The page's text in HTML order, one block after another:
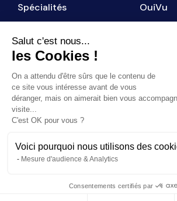
Spécialités
Opticiens
Audioprothésistes
OuiVu
Qui
Nous
Accès
Suivez-nous
©2026OuiVu. Tous droits
Salut c'est nous...
les Cookies !
On a attendu d'être sûrs que le contenu de
ce site vous intéresse avant de vous
déranger, mais on aimerait bien vous
visite...
C'est OK pour vous ?
Voici pourquoi nous utilisons des
Mesure d'audience & Analytics
Consentements certifiés par